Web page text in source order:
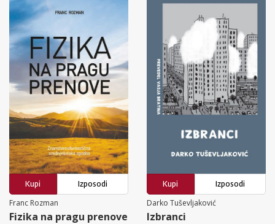
Kupi
Izposodi
Franc Rozman
Fizika na pragu prenove
Kupi
Izposodi
Darko Tuševljaković
Izbranci